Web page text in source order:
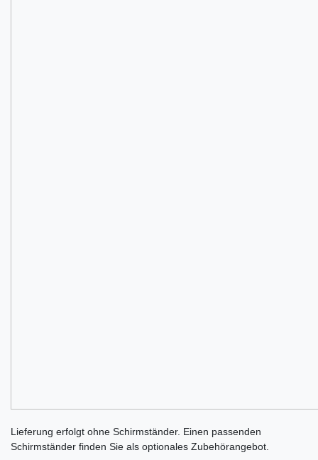
Lieferung erfolgt ohne Schirmständer. Einen passenden
Schirmständer finden Sie als optionales Zubehörangebot.